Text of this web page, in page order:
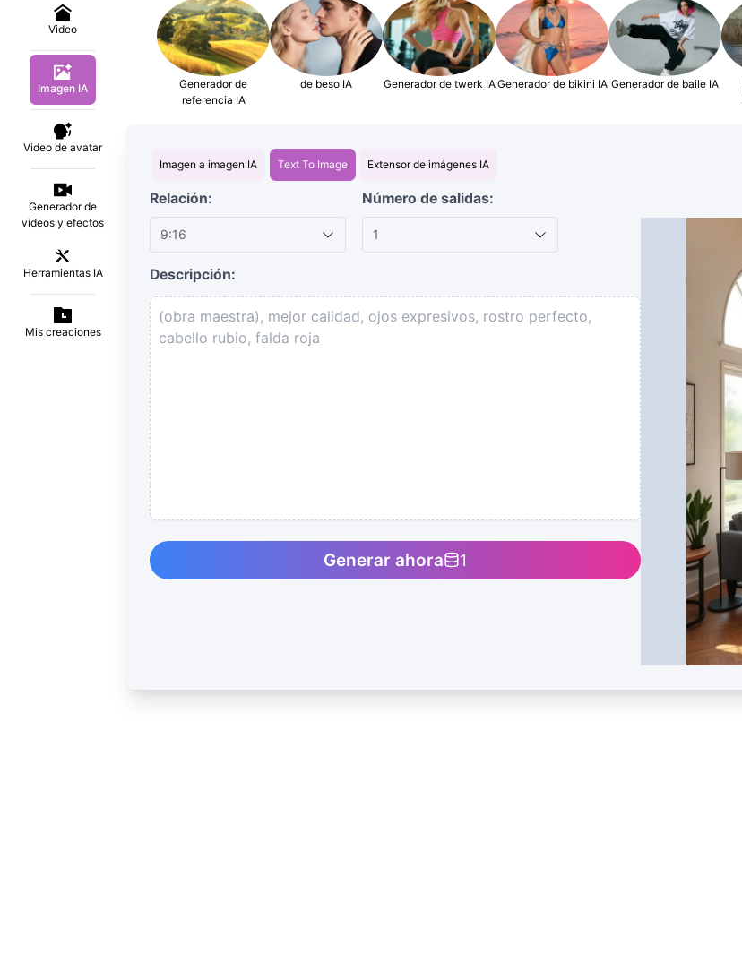
Video
Imagen IA
Video de avatar
Generador de
videos y efectos
Herramientas IA
Mis creaciones
Generador de
referencia IA
de beso IA Generador de twerk IAGenerador de bikini IA Generador de baile IA
Imagen a imagen IA Text To Image Extensor de imágenes IA
Relación:
9:16
Número de salidas:
1
Descripción:
Generar ahora 1